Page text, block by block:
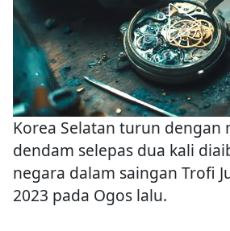
Korea Selatan turun dengan
dendam selepas dua kali
negara dalam saingan Trofi
2023 pada Ogos lalu.